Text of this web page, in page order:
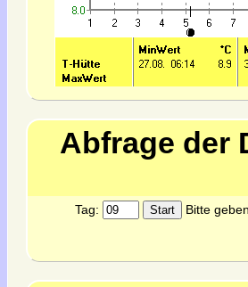
Abfrage der
Tag:
Bitte